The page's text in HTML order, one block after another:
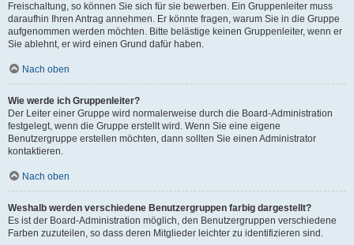
Freischaltung, so können Sie sich für sie bewerben. Ein Gruppenleiter muss
daraufhin Ihren Antrag annehmen. Er könnte fragen, warum Sie in die Gruppe
aufgenommen werden möchten. Bitte belästige keinen Gruppenleiter, wenn er
Sie ablehnt, er wird einen Grund dafür haben.
Nach oben
Wie werde ich Gruppenleiter?
Der Leiter einer Gruppe wird normalerweise durch die Board-Administration
festgelegt, wenn die Gruppe erstellt wird. Wenn Sie eine eigene
Benutzergruppe erstellen möchten, dann sollten Sie einen Administrator
kontaktieren.
Nach oben
Weshalb werden verschiedene Benutzergruppen farbig dargestellt?
Es ist der Board-Administration möglich, den Benutzergruppen verschiedene
Farben zuzuteilen, so dass deren Mitglieder leichter zu identifizieren sind.